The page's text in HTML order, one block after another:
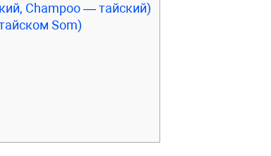
Champoo — тайский)
Som)